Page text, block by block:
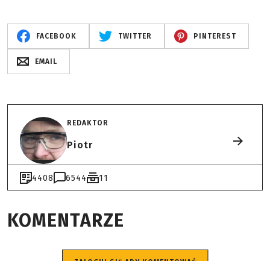
FACEBOOK TWITTER PINTEREST
EMAIL
REDAKTOR
Piotr
4408 6544 11
KOMENTARZE